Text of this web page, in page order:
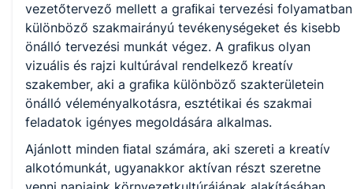
Nem
vezetőtervező mellett a graﬁkai tervezési folyamatban
különböző szakmairányú tevékenységeket és kisebb
önálló tervezési munkát végez. A graﬁkus olyan
vizuális és rajzi kultúrával rendelkező kreatív
szakember, aki a graﬁka különböző szakterületein
önálló véleményalkotásra, esztétikai és szakmai
feladatok igényes megoldására alkalmas.
Ajánlott minden ﬁatal számára, aki szereti a kreatív
alkotómunkát, ugyanakkor aktívan részt szeretne